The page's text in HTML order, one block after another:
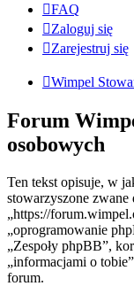
FAQ
Zaloguj się
Zarejestruj się
Wimpel
Forum
osobowych
Ten tekst opisuje, w
stowarzyszone zwane
„https://
„oprogramowanie
„Zespoły phpBB”,
„informacjami o
forum.